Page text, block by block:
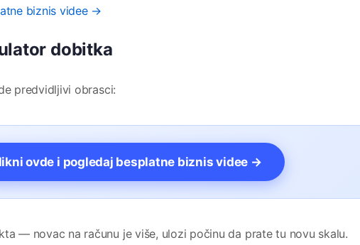
biznis videe →
dobitka
predvidljivi obrasci:
ovde i pogledaj besplatne biznis videe →
— novac na računu je više, ulozi počinu da prate tu novu skalu.